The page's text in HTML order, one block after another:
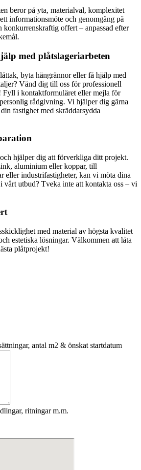
beror på yta, materialval, komplexitet
informationsmöte och genomgång på
konkurrenskraftig offert – anpassad efter
med plåtslageriarbeten
byta hängrännor eller få hjälp med
Vänd dig till oss för professionell
Fyll i kontaktformuläret eller mejla för
rådgivning. Vi hjälper dig gärna
fastighet med skräddarsydda
hjälper dig att förverkliga ditt projekt.
aluminium eller koppar, till
eller industrifastigheter, kan vi möta dina
vårt utbud? Tveka inte att kontakta oss – vi
med material av högsta kvalitet
estetiska lösningar. Välkommen att låta
plåtprojekt!
antal m2 & önskat startdatum
ritningar m.m.